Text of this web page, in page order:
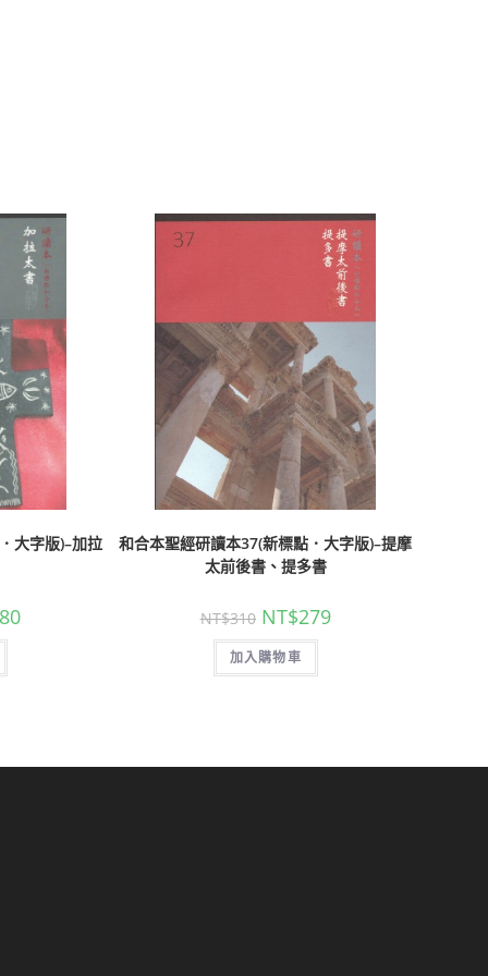
大字版)–加拉
和合本聖經研讀本37(新標點．大字版)–提摩
太前後書、提多書
NT$310 NT$279
加入購物車